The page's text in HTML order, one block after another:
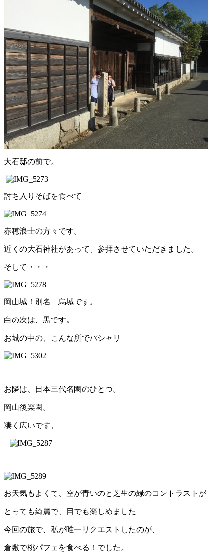
大石邸の前で。
討ち入りそばを食べて
赤穂浪士の方々です。
近くの大石神社があって、参拝させていただきました。
そして・・・
岡山城！別名 烏城です。
白の次は、黒です。
お城の中の、こんな所でパシャリ
お隣は、日本三代名園のひとつ。
岡山後楽園。
凄く広いです。
お天気もよくて、空が青いのと芝生の緑のコントラストが
とっても綺麗で、目でも楽しめました
今回の旅で、私が唯一リクエストしたのが、
倉敷で桃パフェを食べる！でした。